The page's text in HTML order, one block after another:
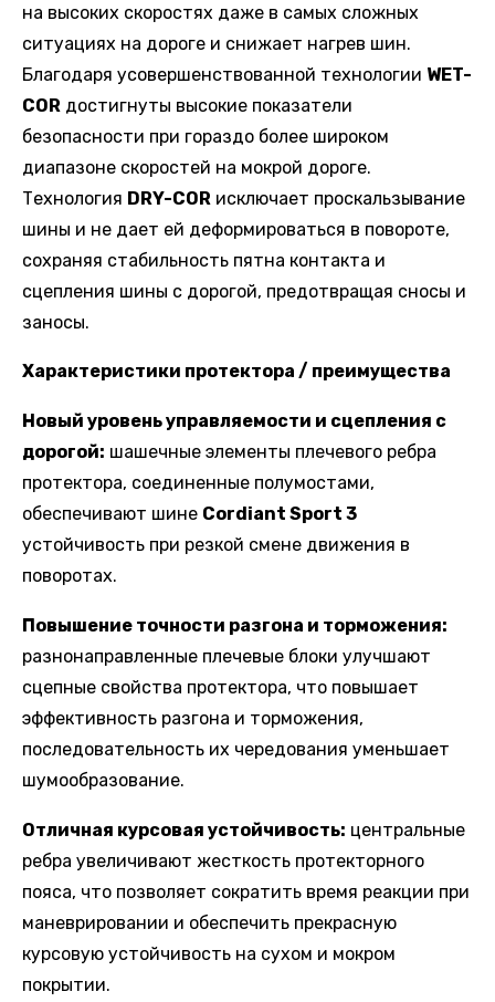
на высоких скоростях даже в самых сложных
ситуациях на дороге и снижает нагрев шин.
Благодаря усовершенствованной технологии WET-
COR достигнуты высокие показатели
безопасности при гораздо более широком
диапазоне скоростей на мокрой дороге.
Технология DRY-COR исключает проскальзывание
шины и не дает ей деформироваться в повороте,
сохраняя стабильность пятна контакта и
сцепления шины с дорогой, предотвращая сносы и
заносы.
Характеристики протектора / преимущества
Новый уровень управляемости и сцепления с
дорогой: шашечные элементы плечевого ребра
протектора, соединенные полумостами,
обеспечивают шине Cordiant Sport 3
устойчивость при резкой смене движения в
поворотах.
Повышение точности разгона и торможения:
разнонаправленные плечевые блоки улучшают
сцепные свойства протектора, что повышает
эффективность разгона и торможения,
последовательность их чередования уменьшает
шумообразование.
Отличная курсовая устойчивость: центральные
ребра увеличивают жесткость протекторного
пояса, что позволяет сократить время реакции при
маневрировании и обеспечить прекрасную
курсовую устойчивость на сухом и мокром
покрытии.